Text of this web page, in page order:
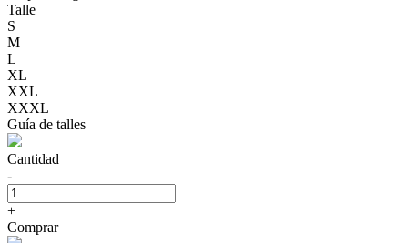
Talle
S
M
L
XL
XXL
XXXL
Guía de talles
Cantidad
-
+
Comprar